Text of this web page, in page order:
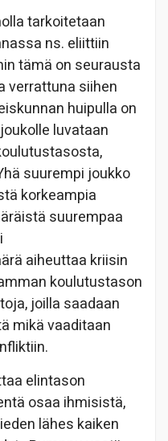
tarkoitetaan
ns. eliittiin
tämä on seurausta
verrattuna siihen
huipulla on
luvataan
suurempi joukko
korkeampia
suurempaa
aiheuttaa kriisin
koulutustason
joilla saadaan
mikä vaaditaan
elintason
osaa ihmisistä,
lähes kaiken